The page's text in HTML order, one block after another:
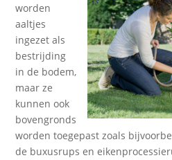
worden
aaltjes
ingezet als
bestrijding
in de bodem,
maar ze
kunnen ook
bovengronds
worden toegepast zoals
de buxusrups en